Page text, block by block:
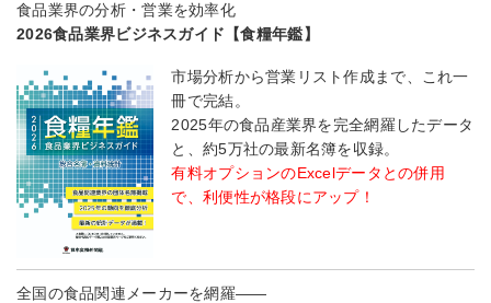
食品業界の分析・営業を効率化
2026食品業界ビジネスガイド【食糧年鑑】
市場分析から営業リスト作成まで、これ一
冊で完結。
2025年の食品産業界を完全網羅したデータ
と、約5万社の最新名簿を収録。
有料オプションのExcelデータとの併用
で、利便性が格段にアップ！
全国の食品関連メーカーを網羅――